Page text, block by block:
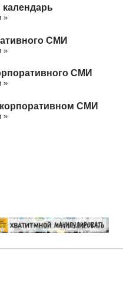
»
СМИ
»
СМИ
»
СМИ
»